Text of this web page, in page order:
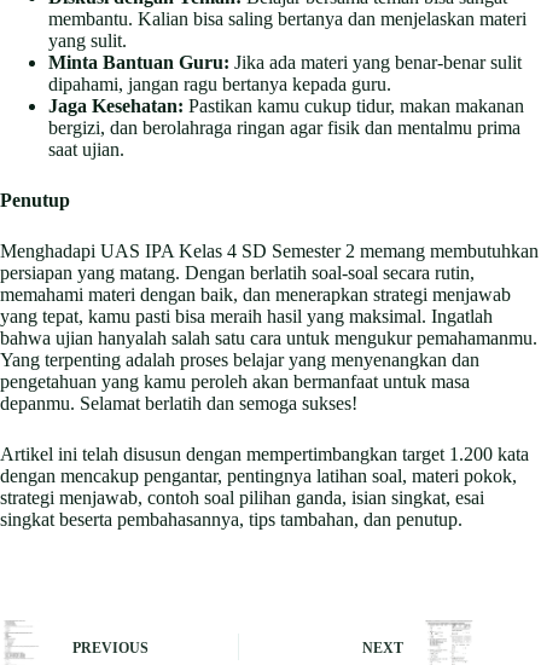
membantu. Kalian bisa saling bertanya dan menjelaskan materi
yang sulit.
Minta Bantuan Guru: Jika ada materi yang benar-benar sulit
dipahami, jangan ragu bertanya kepada guru.
Jaga Kesehatan: Pastikan kamu cukup tidur, makan makanan
bergizi, dan berolahraga ringan agar fisik dan mentalmu prima
saat ujian.
Penutup
Menghadapi UAS IPA Kelas 4 SD Semester 2 memang membutuhkan
persiapan yang matang. Dengan berlatih soal-soal secara rutin,
memahami materi dengan baik, dan menerapkan strategi menjawab
yang tepat, kamu pasti bisa meraih hasil yang maksimal. Ingatlah
bahwa ujian hanyalah salah satu cara untuk mengukur pemahamanmu.
Yang terpenting adalah proses belajar yang menyenangkan dan
pengetahuan yang kamu peroleh akan bermanfaat untuk masa
depanmu. Selamat berlatih dan semoga sukses!
Artikel ini telah disusun dengan mempertimbangkan target 1.200 kata
dengan mencakup pengantar, pentingnya latihan soal, materi pokok,
strategi menjawab, contoh soal pilihan ganda, isian singkat, esai
singkat beserta pembahasannya, tips tambahan, dan penutup.
PREVIOUS NEXT